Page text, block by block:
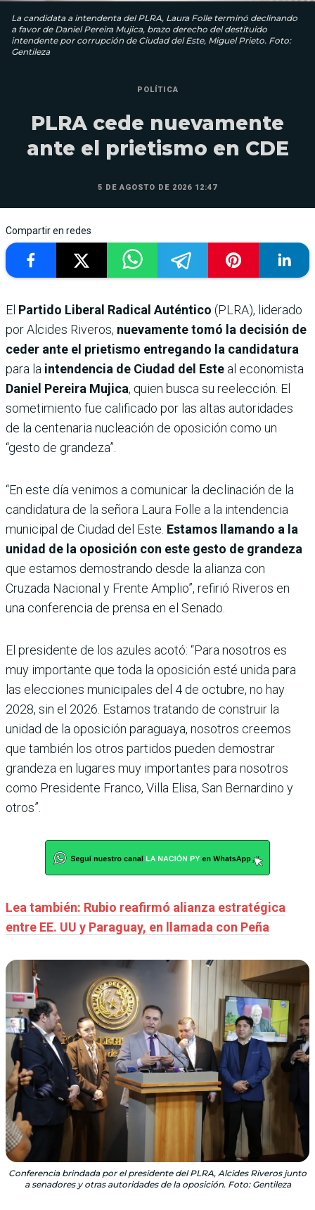
La candidata a intendenta del PLRA, Laura Folle terminó declinando
a favor de Daniel Pereira Mujica, brazo derecho del destituido
intendente por corrupción de Ciudad del Este, Miguel Prieto. Foto:
Gentileza
POLÍTICA
PLRA cede nuevamente
ante el prietismo en CDE
5 DE AGOSTO DE 2026 12:47
Compartir en redes
El Partido Liberal Radical Auténtico (PLRA), liderado
por Alcides Riveros, nuevamente tomó la decisión de
ceder ante el prietismo entregando la candidatura
para la intendencia de Ciudad del Este al economista
Daniel Pereira Mujica, quien busca su reelección. El
sometimiento fue calificado por las altas autoridades
de la centenaria nucleación de oposición como un
“gesto de grandeza”.
“En este día venimos a comunicar la declinación de la
candidatura de la señora Laura Folle a la intendencia
municipal de Ciudad del Este. Estamos llamando a la
unidad de la oposición con este gesto de grandeza
que estamos demostrando desde la alianza con
Cruzada Nacional y Frente Amplio”, refirió Riveros en
una conferencia de prensa en el Senado.
El presidente de los azules acotó: “Para nosotros es
muy importante que toda la oposición esté unida para
las elecciones municipales del 4 de octubre, no hay
2028, sin el 2026. Estamos tratando de construir la
unidad de la oposición paraguaya, nosotros creemos
que también los otros partidos pueden demostrar
grandeza en lugares muy importantes para nosotros
como Presidente Franco, Villa Elisa, San Bernardino y
otros”.
Lea también: Rubio reafirmó alianza estratégica
entre EE. UU y Paraguay, en llamada con Peña
Conferencia brindada por el presidente del PLRA, Alcides Riveros junto
a senadores y otras autoridades de la oposición. Foto: Gentileza